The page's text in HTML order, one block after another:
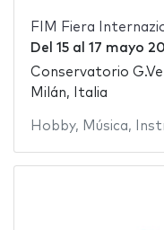
FIM Fiera
Del 15al 17 mayo
Conservatorio
Milán, Italia
Hobby, Música,